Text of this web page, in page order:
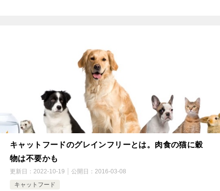
キャットフードのグレインフリーとは。肉食の猫に穀
物は不要かも
更新日： 2022-10-19 公開日： 2016-03-08
キャットフード